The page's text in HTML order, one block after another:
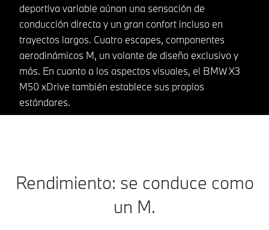
deportiva variable aúnan una sensación de
conducción directa y un gran confort incluso en
trayectos largos. Cuatro escapes, componentes
aerodinámicos M, un volante de diseño exclusivo y
más. En cuanto a los aspectos visuales, el BMW X3
M50 xDrive también establece sus propios
estándares.
Rendimiento: se conduce como
un M.